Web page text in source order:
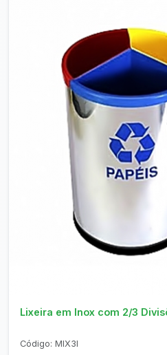
Consultar no
Lixeira em Inox com 2/3
Código: MIX3I